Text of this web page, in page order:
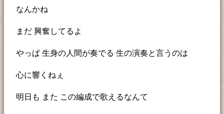
なんかね
まだ 興奮してるよ
やっぱ 生身の人間が奏でる 生の演奏と言うのは
心に響くねぇ
明日も また この編成で歌えるなんて